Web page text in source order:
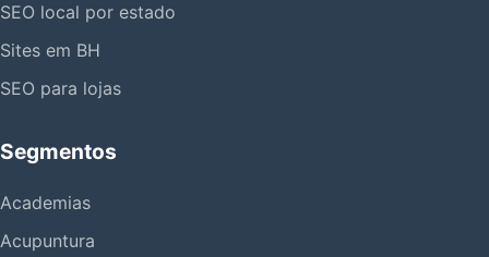
SEO local por estado
Sites em BH
SEO para lojas
Segmentos
Academias
Acupuntura